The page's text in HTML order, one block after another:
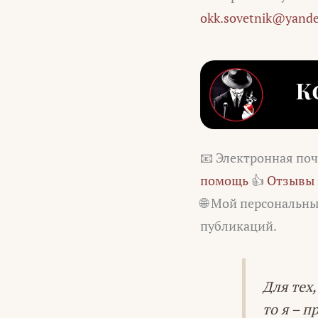
📧 Электронная
помощь 👍 Отзывы
🌐 Мой
публикаций.
Для
то я –